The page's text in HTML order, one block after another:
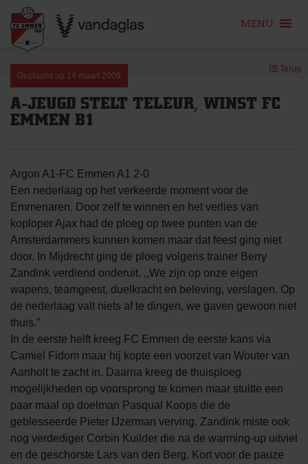
content
MENU
Geplaatst op 14 maart 2009
Terug
A-JEUGD STELT TELEUR, WINST FC
EMMEN B1
Argon A1-FC Emmen A1 2-0
Een nederlaag op het verkeerde moment voor de
Emmenaren. Door zelf te winnen en het verlies van
koploper Ajax had de ploeg op twee punten van de
Amsterdammers kunnen komen maar dat feest ging niet
door. In Mijdrecht ging de ploeg volgens trainer Berry
Zandink verdiend onderuit. ,,We zijn op onze eigen
wapens, teamgeest, duelkracht en beleving, verslagen. Op
de nederlaag valt niets af te dingen, we gaven gewoon niet
thuis.”
In de eerste helft kreeg FC Emmen de eerste kans via
Camiel Fidom maar hij kopte een voorzet van Wouter van
Aanholt te zacht in. Daarna kreeg de thuisploeg
mogelijkheden op voorsprong te komen maar stuitte een
paar maal op doelman Pasqual Koops die de
geblesseerde Pieter IJzerman verving. Zandink miste ook
nog verdediger Corbin Kuilder die na de warming-up uitviel
en de geschorste Lars van den Berg. Kort voor de pauze